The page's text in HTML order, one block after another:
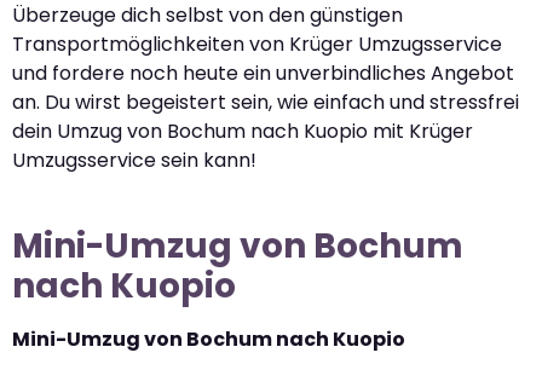
Überzeuge dich selbst von den günstigen
Transportmöglichkeiten von Krüger Umzugsservice
und fordere noch heute ein unverbindliches Angebot
an. Du wirst begeistert sein, wie einfach und stressfrei
dein Umzug von Bochum nach Kuopio mit Krüger
Umzugsservice sein kann!
Mini-Umzug von Bochum
nach Kuopio
Mini-Umzug von Bochum nach Kuopio